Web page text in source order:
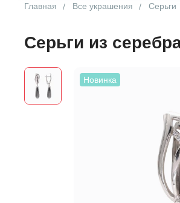
Главная Все украшения Серьги
Серьги из
Новинка